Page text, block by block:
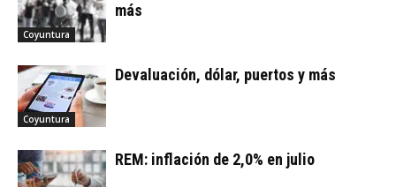
Coyuntura
más
Coyuntura
Devaluación, dólar, puertos y más
REM: inflación de 2,0% en julio